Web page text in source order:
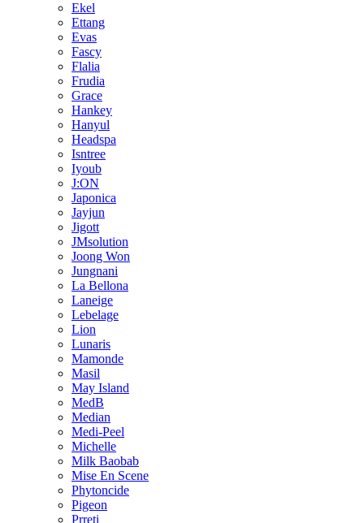
Ekel
Ettang
Evas
Fascy
Flalia
Frudia
Grace
Hankey
Hanyul
Headspa
Isntree
Iyoub
J:ON
Japonica
Jayjun
Jigott
JMsolution
Joong Won
Jungnani
La Bellona
Laneige
Lebelage
Lion
Lunaris
Mamonde
Masil
May Island
MedB
Median
Medi-Peel
Michelle
Milk Baobab
Mise En Scene
Phytoncide
Pigeon
Prreti